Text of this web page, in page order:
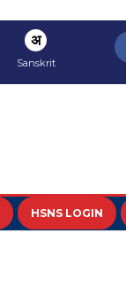
अ
Sanskrit
HSNS LOGIN